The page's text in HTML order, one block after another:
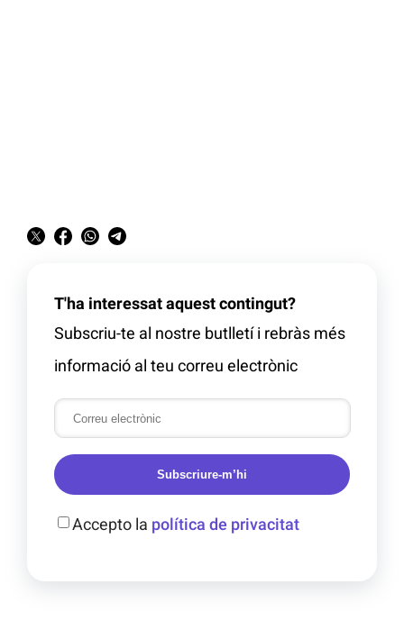
T'ha interessat aquest contingut?
Subscriu-te al nostre butlletí i rebràs més
informació al teu correu electrònic
Subscriure-m’hi
Accepto la política de privacitat